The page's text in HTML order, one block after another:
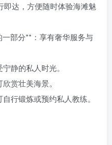
即达，方便随时体验海滩魅
部分**：享有奢华服务与
静的私人时光。
赏壮美海景。
行锻炼或预约私人教练。